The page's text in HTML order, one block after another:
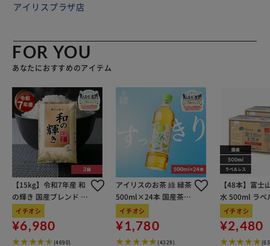
アイリスプラザ店
FOR YOU
あなたにおすすめのアイテム
【15kg】令和7年産 和
の輝き 国産ブレンド 5
kg×3袋
イチオシ
¥6,980
(4690)
アイリスのお茶 綠 緑茶
500ml×24本 国産茶葉
100％使用
イチオシ
¥1,780
(4329)
【48本】富士
水 500ml ラベ
イチオシ
¥2,480